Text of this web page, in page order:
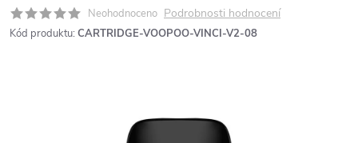
Neohodnoceno Podrobnosti hodnocení
Kód produktu: CARTRIDGE-VOOPOO-VINCI-V2-08